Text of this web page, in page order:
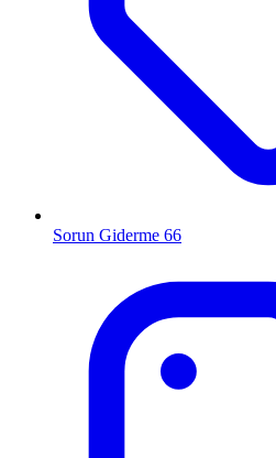
Sorun Giderme 66